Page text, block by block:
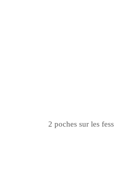
2 poches sur les